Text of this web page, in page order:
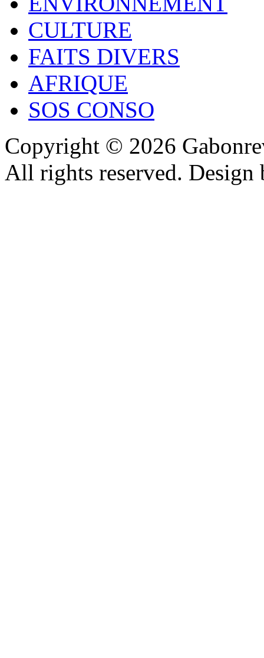
CULTURE
FAITS DIVERS
AFRIQUE
SOS CONSO
Copyright © 2026
All rights reserved.